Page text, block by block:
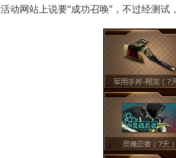
活动网站上说要“成功召唤”，不过经测试